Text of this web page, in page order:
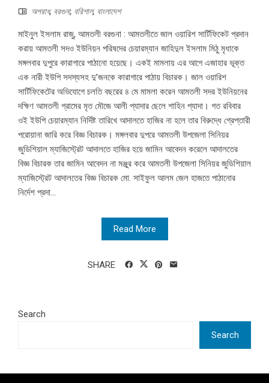
অপরাধ, বরগুনা, বরিশাল, বাংলাদেশ
মাইনুল ইসলাম রাজু, আমতলী বরগুনা : আমতলীতে জাল ওয়ারিশ সার্টিফিকেট প্রদান
করায় আমতলী সদও ইউনিয়ন পরিষদের চেয়ারম্যান জাহিদুল ইসলাম মিঠু মৃধাকে
মঙ্গলবার দুপুরে কারাগারে পাঠানো হয়েছে। একই মামলায় এর আগে এজাহার ভূক্ত
এক নারী ইউপি সদস্যসহ দু’জনকে কারাগারে পাঠায় বিচারক। জাল ওয়ারিশ
সার্টিফিকেটের অভিযোগে চলতি বছরের ৪ মে মামলা করেন আমতলী সদর ইউনিয়নের
দক্ষিণ আমতলী গ্রামের মৃত মৌজে আলী প্যাদার ছেলে শাহিন প্যাদা। গত রবিবার
ওই ইউপি চেয়ারম্যান নির্দিষ্ট তারিখে আদালতে হাজির না হলে তার বিরুদ্ধে গ্রেপ্তারী
পরোয়ানা জারি করে বিজ্ঞ বিচারক। মঙ্গলবার দুপরে আমতলী উপজেলা সিনিয়র
জুডিশিয়াল ম্যাজিস্ট্রেট আদালতে হাজির হয়ে জামিন আবেদন করেলে আদালতের
বিজ্ঞ বিচারক তার জামিন আবেদন না মঞ্জুর করে আমতলী উপজেলা সিনিয়র জুডিশিয়াল
ম্যাজিস্ট্রেট আদালতের বিজ্ঞ বিচারক মো. সাইফুল আলম জেল হাজতে পাঠানোর
নির্দেশ প্রদা...
Read More
SHARE
Search
Search